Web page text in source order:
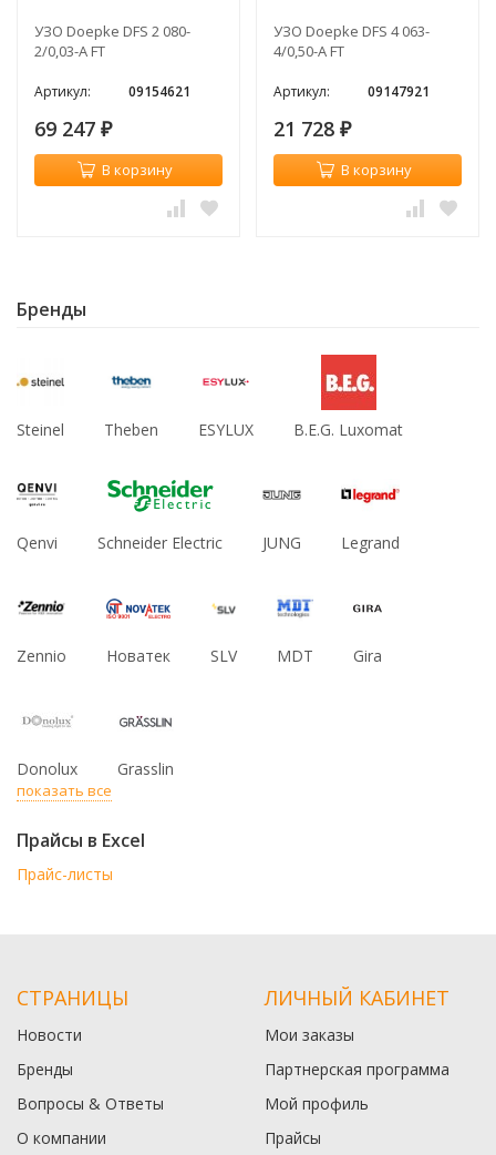
УЗО Doepke DFS 2 080-
2/0,03-A FT
Артикул: 09154621
69 247 ₽
В корзину
УЗО Doepke DFS 4 063-
4/0,50-A FT
Артикул: 09147921
21 728 ₽
В корзину
Бренды
Steinel Theben ESYLUX B.E.G. Luxomat
Qenvi Schneider Electric JUNG Legrand
Zennio Новатек SLV MDT Gira
Donolux Grasslin
показать все
Прайсы в Excel
Прайс-листы
СТРАНИЦЫ
Новости
Бренды
Вопросы & Ответы
О компании
ЛИЧНЫЙ КАБИНЕТ
Мои заказы
Партнерская программа
Мой профиль
Прайсы